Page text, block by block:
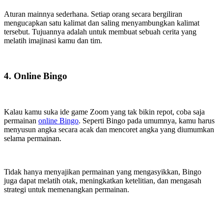
Aturan mainnya sederhana. Setiap orang secara bergiliran
mengucapkan satu kalimat dan saling menyambungkan kalimat
tersebut. Tujuannya adalah untuk membuat sebuah cerita yang
melatih imajinasi kamu dan tim.
4. Online Bingo
Kalau kamu suka ide game Zoom yang tak bikin repot, coba saja
permainan online Bingo. Seperti Bingo pada umumnya, kamu harus
menyusun angka secara acak dan mencoret angka yang diumumkan
selama permainan.
Tidak hanya menyajikan permainan yang mengasyikkan, Bingo
juga dapat melatih otak, meningkatkan ketelitian, dan mengasah
strategi untuk memenangkan permainan.